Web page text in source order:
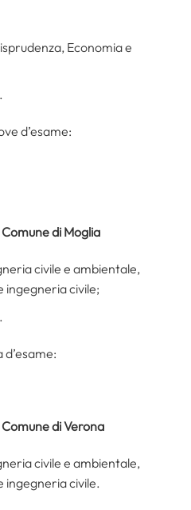
Economia e
d’esame:
Comune di Moglia
civile e ambientale,
ingegneria civile;
Comune di Verona
civile e ambientale,
ingegneria civile.